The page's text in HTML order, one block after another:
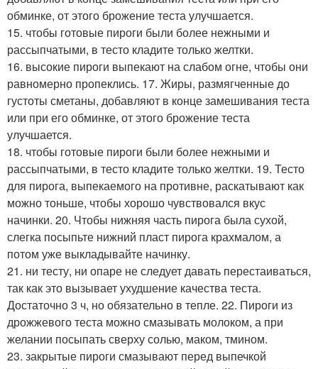
обминке, от этого брожение теста улучшается.
15. чтобы готовые пироги были более нежными и
рассыпчатыми, в тесто кладите только желтки.
16. высокие пироги выпекают на слабом огне, чтобы они
равномерно пропеклись. 17. Жиры, размягченные до
густоты сметаны, добавляют в конце замешивания теста
или при его обминке, от этого брожение теста
улучшается.
18. чтобы готовые пироги были более нежными и
рассыпчатыми, в тесто кладите только желтки. 19. Тесто
для пирога, выпекаемого на противне, раскатывают как
можно тоньше, чтобы хорошо чувствовался вкус
начинки. 20. Чтобы нижняя часть пирога была сухой,
слегка посыпьте нижний пласт пирога крахмалом, а
потом уже выкладывайте начинку.
21. ни тесту, ни опаре не следует давать перестаиваться,
так как это вызывает ухудшение качества теста.
Достаточно 3 ч, но обязательно в тепле. 22. Пироги из
дрожжевого теста можно смазывать молоком, а при
желании посыпать сверху солью, маком, тмином.
23. закрытые пироги смазывают перед выпечкой